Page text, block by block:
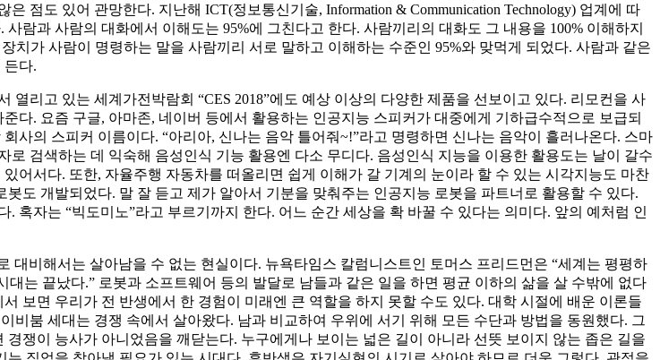
점도 있어 관망한다. 지난해 ICT(정보통신기술, Information & Communication Technology) 업계에 따
람과 사람의 대화에서 이해도는 95%에 그친다고 한다. 사람끼리의 대화도 그 내용을 100% 이해하지
치가 사람이 명령하는 말을 사람끼리 서로 말하고 이해하는 수준인 95%와 맞먹게 되었다. 사람과 같은
든다.
리고 있는 세계가전박람회 “CES 2018”에도 예상 이상의 다양한 제품을 선보이고 있다. 리모컨을 사
다. 요즘 구글, 아마존, 네이버 등에서 활용하는 인공지능 스피커가 대중에게 기하급수적으로 보급되
사의 스피커 이름이다. “아리아, 신나는 음악 틀어줘~!”라고 명령하면 신나는 음악이 흘러나온다. 스마
검색하는 데 익숙해 음성인식 기능 활용엔 다소 무디다. 음성인식 지능을 이용한 활용도는 날이 갈수
어서다. 또한, 자율주행 자동차를 떠올리면 쉽게 이해가 갈 기계의 눈이라 할 수 있는 시각지능도 마찬
도 개발되었다. 말 잘 듣고 제가 알아서 기분을 맞춰주는 인공지능 로봇을 파트너로 활용할 수 있다.
혹자는 “빅도미노”라고 부르기까지 한다. 어느 순간 세상을 확 바꿀 수 있다는 의미다. 앞의 예처럼 인
비해서는 살아남을 수 없는 현실이다. 뉴욕타임스 칼럼니스트인 토머스 프리드먼은 “세계는 평평하
는 끝났다.” 로봇과 소프트웨어 등의 발달로 남들과 같은 일을 하면 평균 이하의 삶을 살 수밖에 없다
보면 우리가 전 반생에서 한 경험이 미래엔 큰 역할을 하지 못할 수도 있다. 대학 시절에 배운 이론들
붐 세대는 경쟁 속에서 살아왔다. 남과 비교하여 우위에 서기 위해 모든 수단과 방법을 동원했다. 그
쟁이 능사가 아니었음을 깨닫는다. 누구에게나 보이는 넓은 길이 아니라 선뜻 보이지 않는 좁은 길을